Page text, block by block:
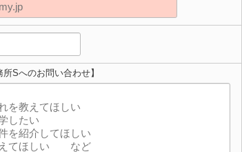
所Sへのお問い合わせ】